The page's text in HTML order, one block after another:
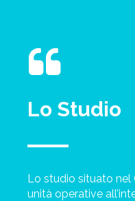
Lo Studio
Lo studio situato nel
unità operative